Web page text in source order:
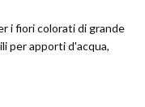
i fiori colorati di grande
per apporti d'acqua,